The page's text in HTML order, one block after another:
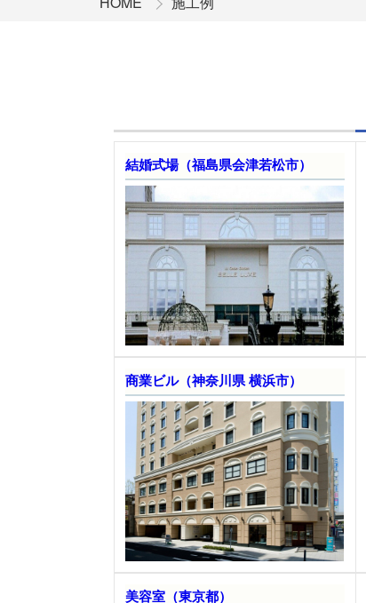
結婚式場（福島県会津若松市）
商業ビル（神奈川県 横浜市）
美容室（東京都）